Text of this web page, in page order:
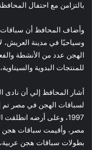
بالتزامن مع احتفال
وأضاف المحافظ أن سباقات
وسياحيًا في مدينة العريش،
الهجن عدد من الأنشطة
للمنتجات البدوية
أشار المحافظ إلي أن نادى
لسباقات الهجن في مصر
1997، وعلى أرضه
مصر، وأقيمت سباقات هجن
بطولات سباقات هجن